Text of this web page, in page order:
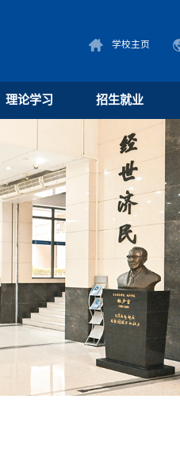
学校主页
理论学习 招生就业